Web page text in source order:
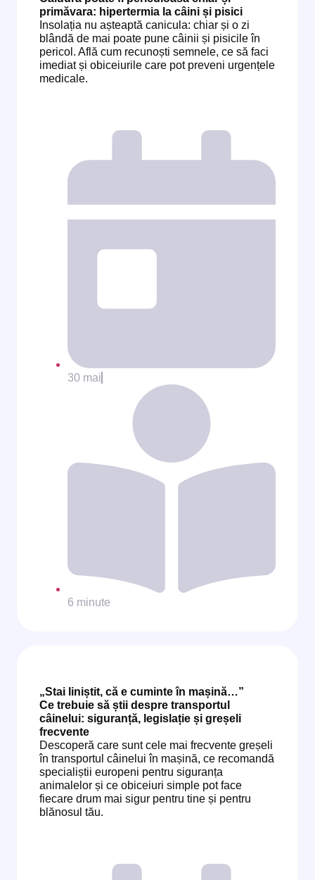
primăvara: hipertermia la câini și pisici
Insolația nu așteaptă canicula: chiar și o zi
blândă de mai poate pune câinii și pisicile în
pericol. Află cum recunoști semnele, ce să faci
imediat și obiceiurile care pot preveni urgențele
medicale.
30 mai
6 minute
„Stai liniștit, că e cuminte în mașină…”
Ce trebuie să știi despre transportul
câinelui: siguranță, legislație și greșeli
frecvente
Descoperă care sunt cele mai frecvente greșeli
în transportul câinelui în mașină, ce recomandă
specialiștii europeni pentru siguranța
animalelor și ce obiceiuri simple pot face
fiecare drum mai sigur pentru tine și pentru
blănosul tău.